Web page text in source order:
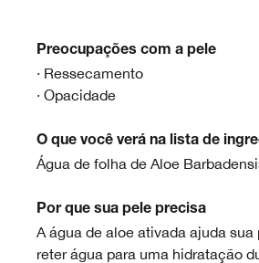
Preocupações com a pele
· Ressecamento
· Opacidade
O que você verá na lista de
Água de folha de Aloe
Por que sua pele precisa
A água de aloe ativada ajuda sua
reter água para uma hidratação